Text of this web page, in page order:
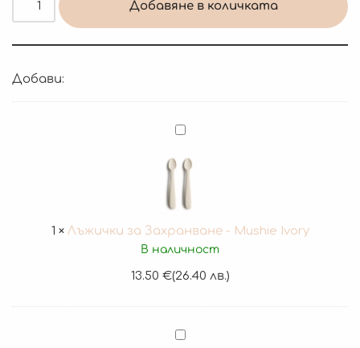
Добавяне в количката
Добави:
Лъжички
Захранване
Mushie
Ivory
1 × Лъжички за Захранване - Mushie Ivory
В наличност
13.50 €(26.40 лв.)
Силиконова